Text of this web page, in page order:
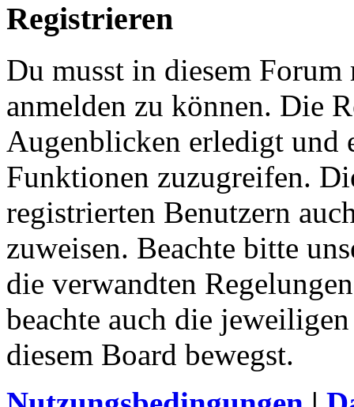
Registrieren
Du musst in diesem
anmelden zu können. Die
Augenblicken erledigt und
Funktionen zuzugreifen.
registrierten Benutzern
zuweisen. Beachte bitte
die verwandten
beachte auch die
diesem Board bewegst.